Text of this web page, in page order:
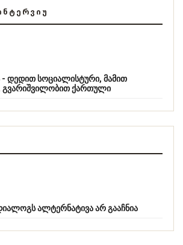
- დედით სოციალისტური, მამით
გვარიშვილობით ქართული
ალტერნატივა არ გააჩნია